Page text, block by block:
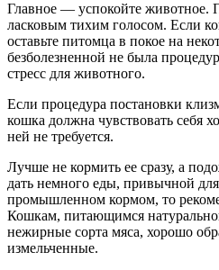
Главное — успокойте животное.
ласковым тихим голосом. Если
оставьте питомца в покое на
безболезненной не была
стресс для животного.
Если процедура постановки
кошка должна чувствовать себя
ней не требуется.
Лучше не кормить ее сразу, а
дать немного еды, привычной
промышленном кормом, то
Кошкам, питающимся
нежирные сорта мяса, хорошо
измельченные.